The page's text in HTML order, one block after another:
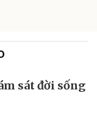
sát đời sống